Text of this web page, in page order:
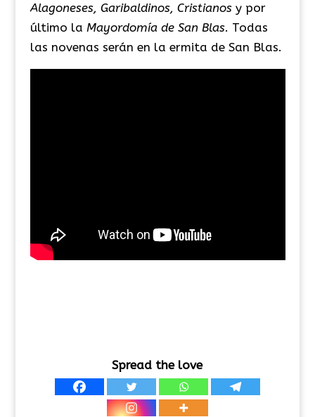
Alagoneses, Garibaldinos, Cristianosy por
último la Mayordomía de San Blas. Todas
las novenas serán en la ermita de San Blas.
Spread the love